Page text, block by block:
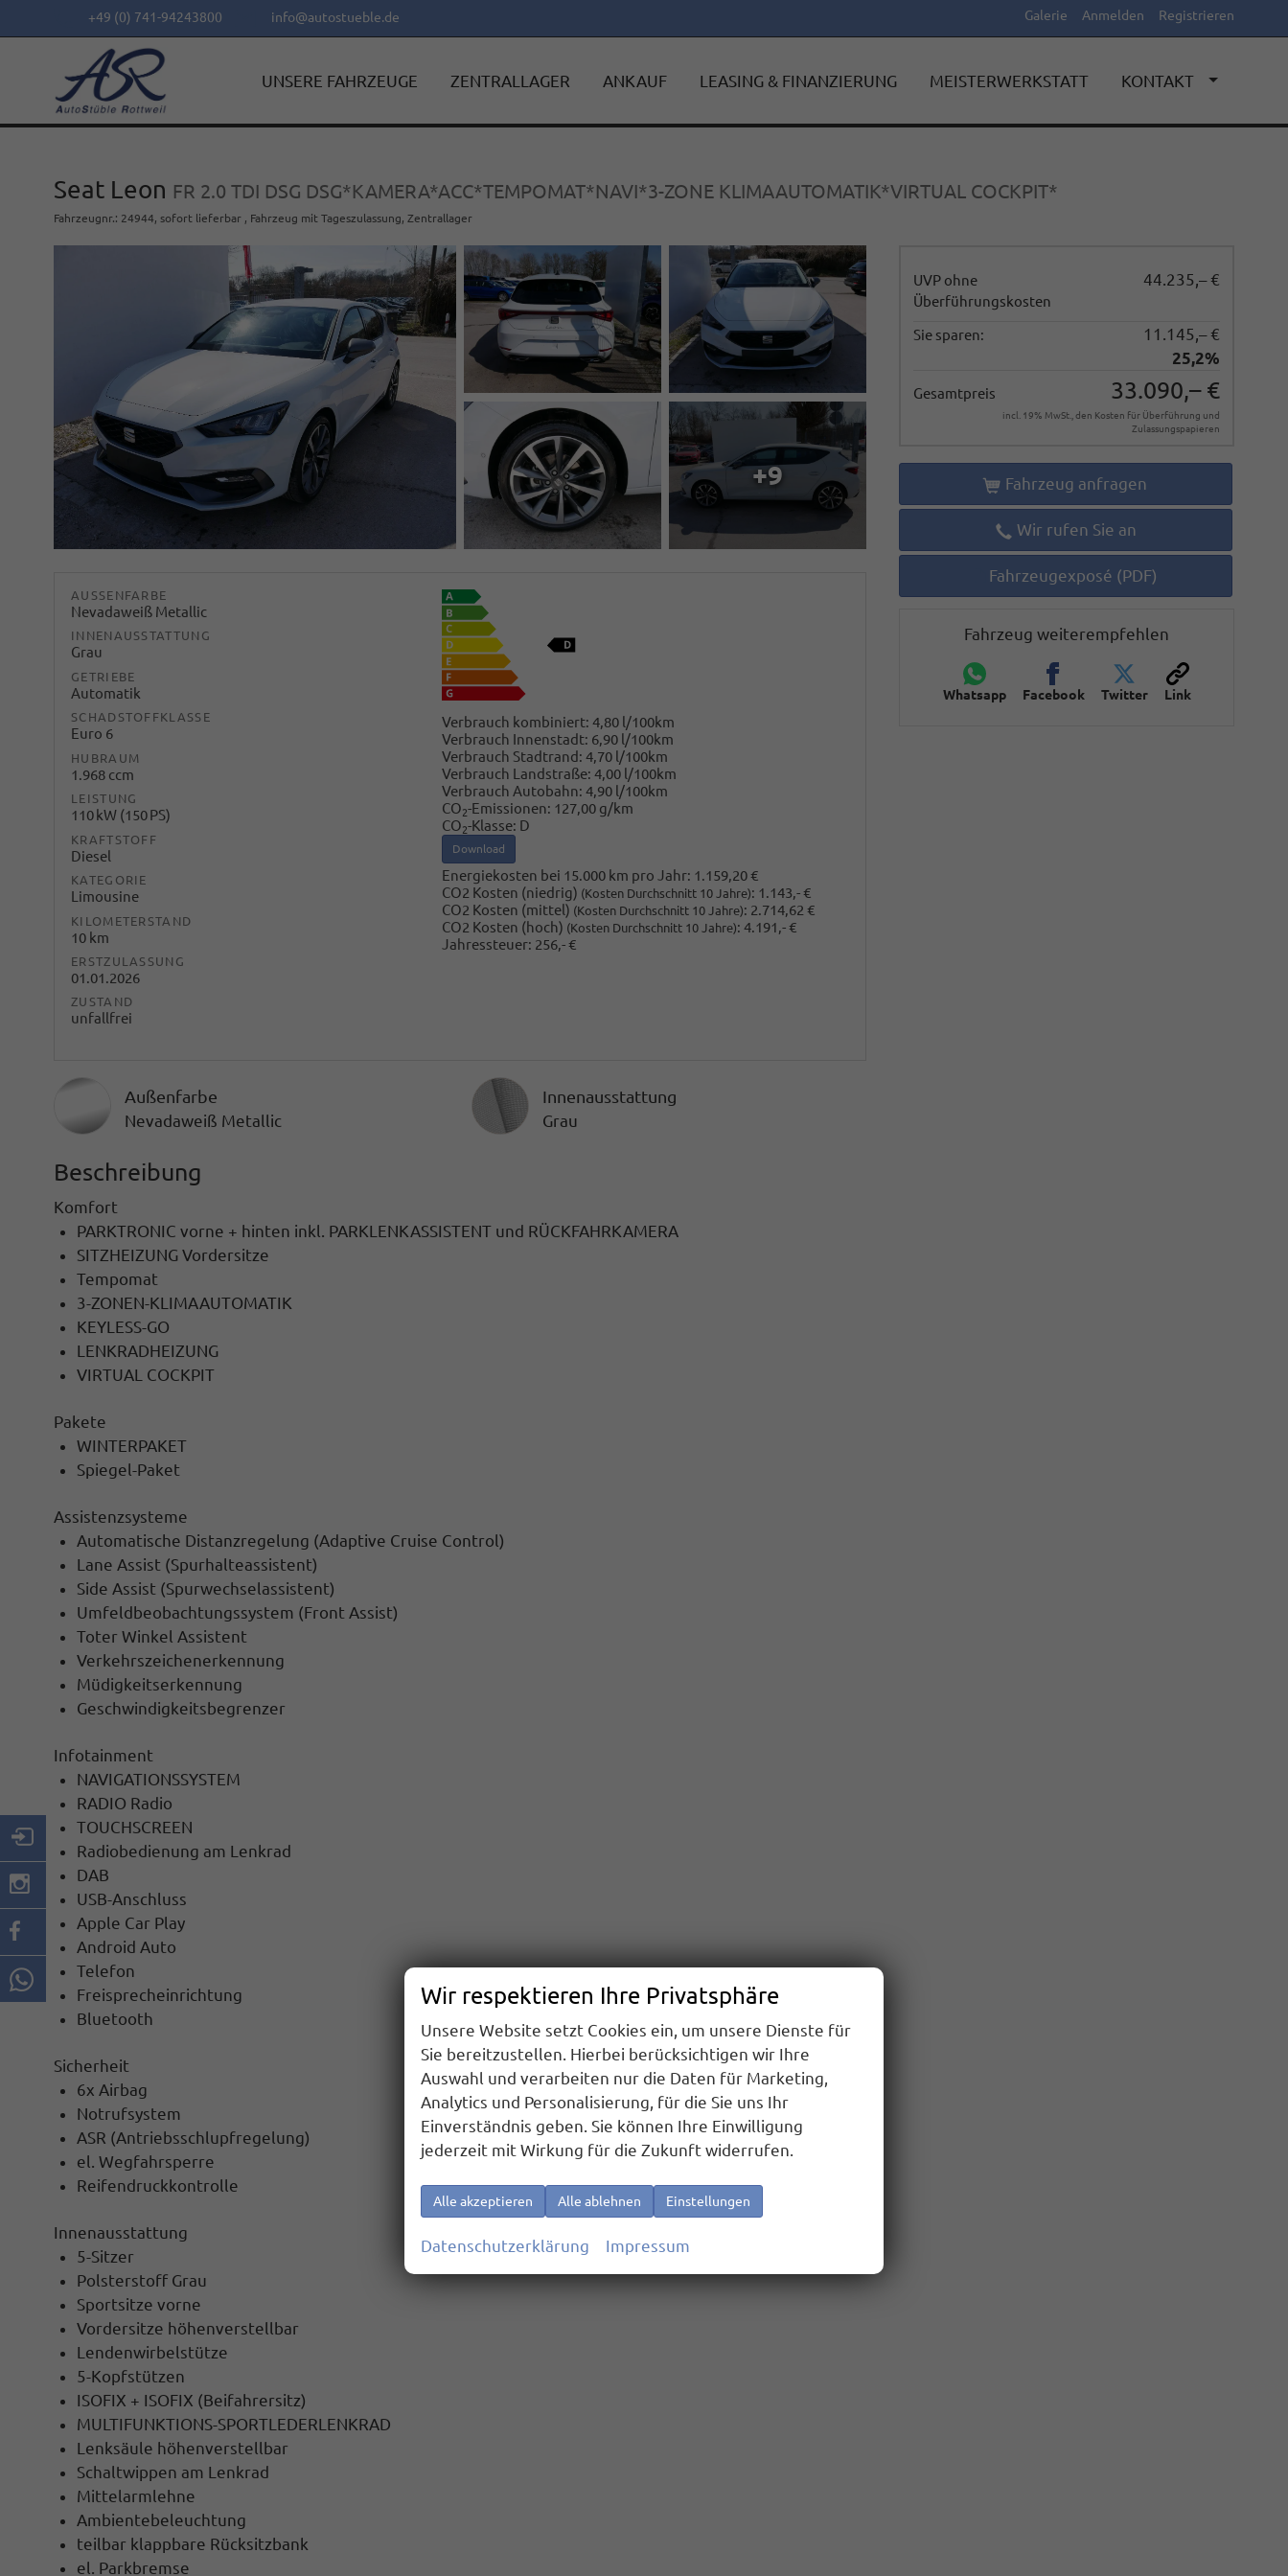
+49 (0) 741-94243800 info@autostueble.de Galerie Anmelden Registrieren
UNSERE FAHRZEUGE ZENTRALLAGER ANKAUF LEASING & FINANZIERUNG MEISTERWERKSTATT KONTAKT
Seat Leon FR 2.0 TDI DSG DSG*KAMERA*ACC*TEMPOMAT*NAVI*3-ZONE KLIMAAUTOMATIK*VIRTUAL COCKPIT*
Fahrzeugnr.: 24944, sofort lieferbar , Fahrzeug mit Tageszulassung, Zentrallager
UVP ohne
Überführungskosten
44.235,– €
Sie sparen:
11.145,– €
25,2%
Gesamtpreis 33.090,– €
incl. 19% MwSt., den Kosten für Überführung und
Zulassungspapieren
Fahrzeug anfragen
Wir rufen Sie an
Fahrzeugexposé (PDF)
Fahrzeug weiterempfehlen
Whatsapp Facebook Twitter Link
+9
AUSSENFARBE
Nevadaweiß Metallic
INNENAUSSTATTUNG
Grau
GETRIEBE
Automatik
SCHADSTOFFKLASSE
Euro 6
HUBRAUM
1.968 ccm
LEISTUNG
110 kW (150 PS)
KRAFTSTOFF
Diesel
KATEGORIE
Limousine
KILOMETERSTAND
10 km
ERSTZULASSUNG
01.01.2026
ZUSTAND
unfallfrei
Verbrauch kombiniert: 4,80 l/100km
Verbrauch Innenstadt: 6,90 l/100km
Verbrauch Stadtrand: 4,70 l/100km
Verbrauch Landstraße: 4,00 l/100km
Verbrauch Autobahn: 4,90 l/100km
CO2-Emissionen: 127,00 g/km
CO2-Klasse: D
Download
Energiekosten bei 15.000 km pro Jahr: 1.159,20 €
CO2 Kosten (niedrig) (Kosten Durchschnitt 10 Jahre): 1.143,- €
CO2 Kosten (mittel) (Kosten Durchschnitt 10 Jahre): 2.714,62 €
CO2 Kosten (hoch) (Kosten Durchschnitt 10 Jahre): 4.191,- €
Jahressteuer: 256,- €
Außenfarbe
Nevadaweiß Metallic
InnenausstattungInnenausstattung
Grau
Beschreibung
Komfort
PARKTRONIC vorne + hinten inkl. PARKLENKASSISTENT und RÜCKFAHRKAMERA
SITZHEIZUNG Vordersitze
Tempomat
3-ZONEN-KLIMAAUTOMATIK
KEYLESS-GO
LENKRADHEIZUNG
VIRTUAL COCKPIT
Pakete
WINTERPAKET
Spiegel-Paket
Assistenzsysteme
Automatische Distanzregelung (Adaptive Cruise Control)
Lane Assist (Spurhalteassistent)
Side Assist (Spurwechselassistent)
Umfeldbeobachtungssystem (Front Assist)
Toter Winkel Assistent
Verkehrszeichenerkennung
Müdigkeitserkennung
Geschwindigkeitsbegrenzer
Infotainment
NAVIGATIONSSYSTEM
RADIO Radio
TOUCHSCREEN
Radiobedienung am Lenkrad
DAB
USB-Anschluss
Apple Car Play
Android Auto
Telefon
Freisprecheinrichtung
Bluetooth
Sicherheit
6x Airbag
Notrufsystem
ASR (Antriebsschlupfregelung)
el. Wegfahrsperre
Reifendruckkontrolle
Innenausstattung
5-Sitzer
Polsterstoff Grau
Sportsitze vorne
Vordersitze höhenverstellbar
Lendenwirbelstütze
5-Kopfstützen
ISOFIX + ISOFIX (Beifahrersitz)
MULTIFUNKTIONS-SPORTLEDERLENKRAD
Lenksäule höhenverstellbar
Schaltwippen am Lenkrad
Mittelarmlehne
Ambientebeleuchtung
teilbar klappbare Rücksitzbank
el. Parkbremse
Wir respektieren Ihre Privatsphäre
Unsere Website setzt Cookies ein, um unsere Dienste für
Sie bereitzustellen. Hierbei berücksichtigen wir Ihre
Auswahl und verarbeiten nur die Daten für Marketing,
Analytics und Personalisierung, für die Sie uns Ihr
Einverständnis geben. Sie können Ihre Einwilligung
jederzeit mit Wirkung für die Zukunft widerrufen.
Alle akzeptieren Alle ablehnen Einstellungen
Datenschutzerklärung Impressum